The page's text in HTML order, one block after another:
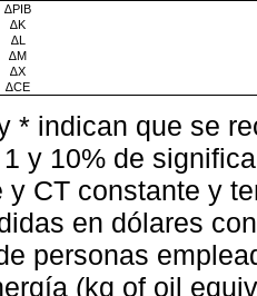
∆PIB
∆K
∆L
∆M
∆X
∆CE
* indican que se
y 10% de
y CT constante y
en dólares
personas
(kg of oil